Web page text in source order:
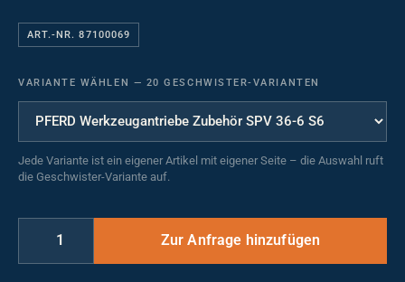
ART.-NR. 87100069
VARIANTE WÄHLEN — 20 GESCHWISTER-VARIANTEN
Jede Variante ist ein eigener Artikel mit eigener Seite – die Auswahl ruft
die Geschwister-Variante auf.